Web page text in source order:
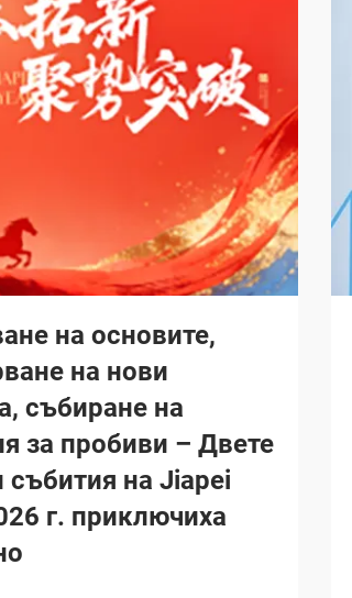
на основите,
на нови
събиране на
за пробиви – Двете
събития на Jiapei
г. приключиха